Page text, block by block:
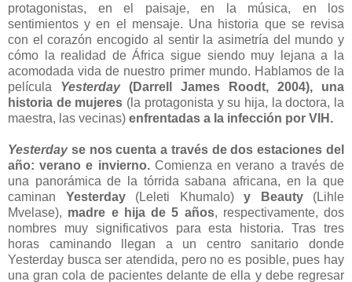
protagonistas, en el paisaje, en la música, en los
sentimientos y en el mensaje. Una historia que se revisa
con el corazón encogido al sentir la asimetría del mundo y
cómo la realidad de África sigue siendo muy lejana a la
acomodada vida de nuestro primer mundo. Hablamos de la
película Yesterday(Darrell James Roodt, 2004), una
historia de mujeres (la protagonista y su hija, la doctora, la
maestra, las vecinas) enfrentadas a la infección por VIH.
Yesterdayse nos cuenta a través de dos estaciones del
año: verano e invierno.Comienza en verano a través de
una panorámica de la tórrida sabana africana, en la que
caminan Yesterday (Leleti Khumalo) y Beauty(Lihle
Mvelase), madre e hija de 5 años, respectivamente, dos
nombres muy significativos para esta historia. Tras tres
horas caminando llegan a un centro sanitario donde
Yesterday busca ser atendida, pero no es posible, pues hay
una gran cola de pacientes delante de ella y debe regresar